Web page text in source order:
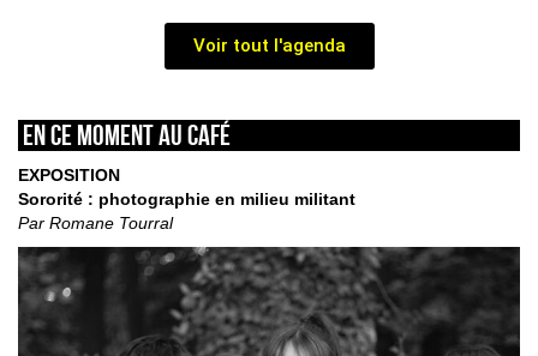
Voir tout l'agenda
En ce moment au café
EXPOSITION
Sororité : photographie en milieu militant
Par Romane Tourral